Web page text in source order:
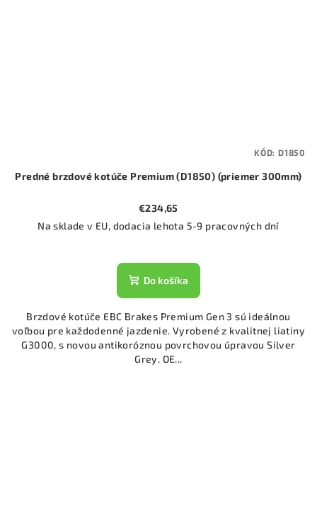
Predné brzdové kotúče Premium (D1850) (priemer 300mm)
€234,65
Na sklade v EU, dodacia lehota 5-9 pracovných dní
Do košíka
Brzdové kotúče EBC Brakes Premium Gen 3 sú ideálnou
voľbou pre každodenné jazdenie. Vyrobené z kvalitnej liatiny
G3000, s novou antikoróznou povrchovou úpravou Silver
Grey. OE...
KÓD: D1850